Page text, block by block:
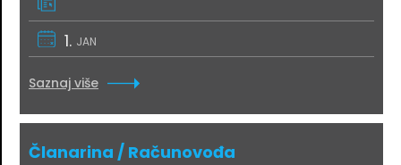
1. JAN
Saznaj više
Članarina / Računovođa